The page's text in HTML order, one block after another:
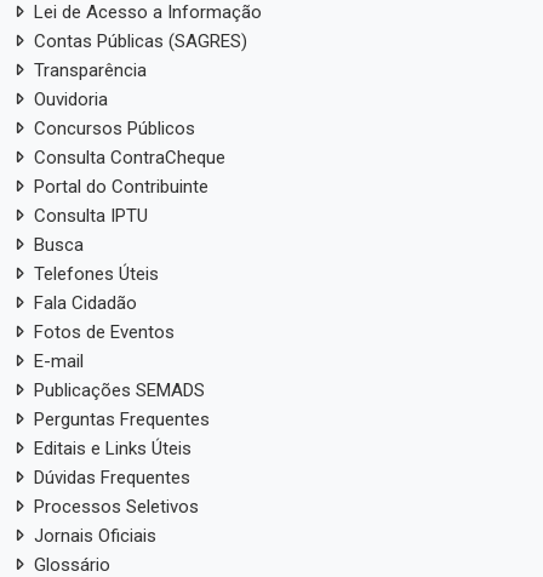
Lei de Acesso a Informação
Contas Públicas (SAGRES)
Transparência
Ouvidoria
Concursos Públicos
Consulta ContraCheque
Portal do Contribuinte
Consulta IPTU
Busca
Telefones Úteis
Fala Cidadão
Fotos de Eventos
E-mail
Publicações SEMADS
Perguntas Frequentes
Editais e Links Úteis
Dúvidas Frequentes
Processos Seletivos
Jornais Oficiais
Glossário